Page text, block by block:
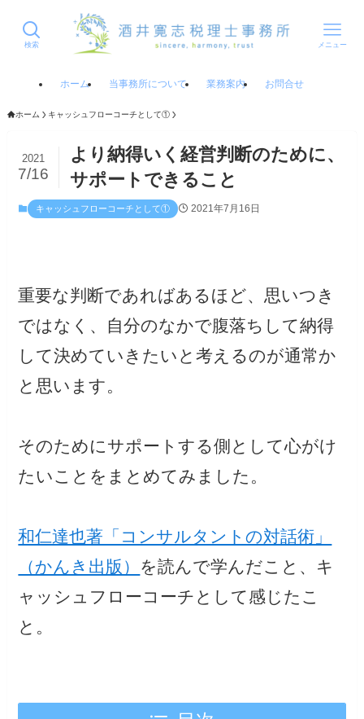
検索 メニュー
ホーム 当事務所について 業務案内 お問合せ
ホーム キャッシュフローコーチとして①
より納得いく経営判断のために、
サポートできること
2021
7/16
キャッシュフローコーチとして① 2021年7月16日
重要な判断であればあるほど、思いつき
ではなく、自分のなかで腹落ちして納得
して決めていきたいと考えるのが通常か
と思います。
そのためにサポートする側として心がけ
たいことをまとめてみました。
和仁達也著「コンサルタントの対話術」
（かんき出版） を読んで学んだこと、キ
ャッシュフローコーチとして感じたこ
と。